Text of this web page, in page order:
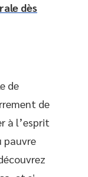
dès
de
de
à l’esprit
pauvre